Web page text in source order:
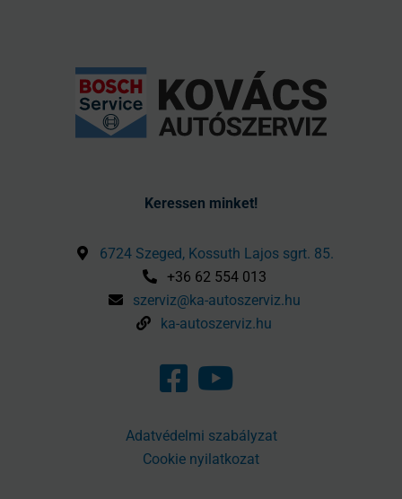
Keressen minket!
6724 Szeged, Kossuth Lajos sgrt. 85.
+36 62 554 013
szerviz@ka-autoszerviz.hu
ka-autoszerviz.hu
Adatvédelmi szabályzat
Cookie nyilatkozat